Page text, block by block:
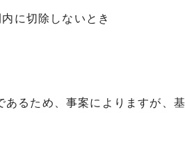
に切除しないとき
るため、事案によりますが、基